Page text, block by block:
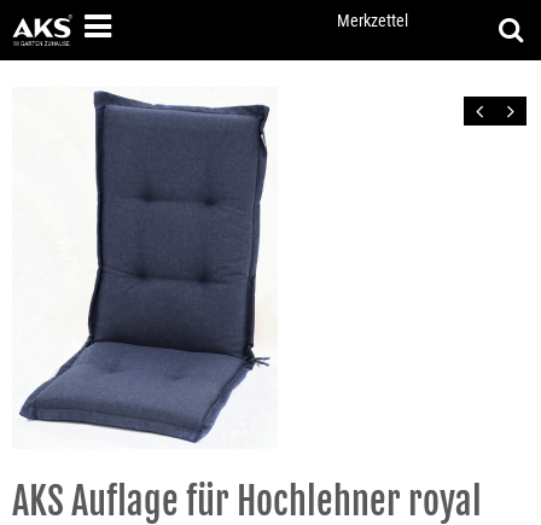
Merkzettel
Zurück Vor
AKS Auflage für Hochlehner royal